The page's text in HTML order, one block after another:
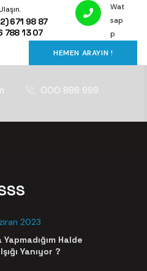
671 98 87
788 13 07
Wat
sap
p
HEMEN ARAYIN !
000 888 999
2023
Yapmadığım Halde
Yanıyor ?